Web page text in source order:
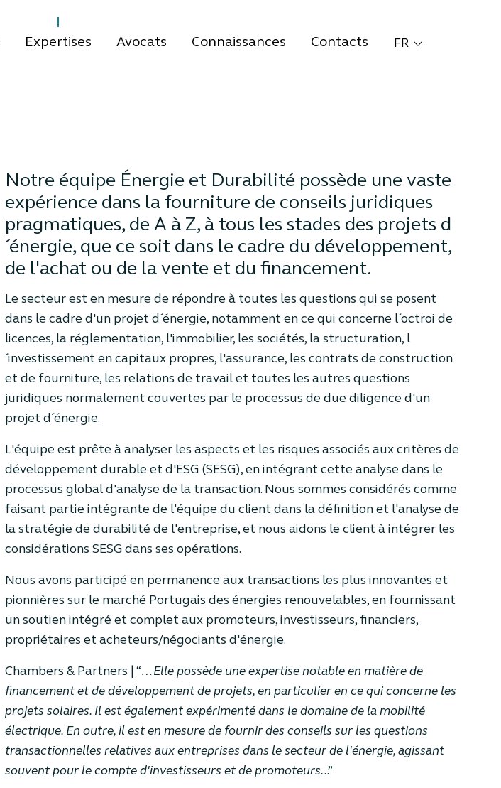
Expertises Avocats Connaissances Contacts FR
Notre équipe Énergie et Durabilité possède une vaste
expérience dans la fourniture de conseils juridiques
pragmatiques, de A à Z, à tous les stades des projets d
´énergie, que ce soit dans le cadre du développement,
de l'achat ou de la vente et du financement.
Le secteur est en mesure de répondre à toutes les questions qui se posent
dans le cadre d'un projet d´énergie, notamment en ce qui concerne l´octroi de
licences, la réglementation, l'immobilier, les sociétés, la structuration, l
´investissement en capitaux propres, l'assurance, les contrats de construction
et de fourniture, les relations de travail et toutes les autres questions
juridiques normalement couvertes par le processus de due diligence d'un
projet d´énergie.
L'équipe est prête à analyser les aspects et les risques associés aux critères de
développement durable et d'ESG (SESG), en intégrant cette analyse dans le
processus global d'analyse de la transaction. Nous sommes considérés comme
faisant partie intégrante de l'équipe du client dans la définition et l'analyse de
la stratégie de durabilité de l'entreprise, et nous aidons le client à intégrer les
considérations SESG dans ses opérations.
Nous avons participé en permanence aux transactions les plus innovantes et
pionnières sur le marché Portugais des énergies renouvelables, en fournissant
un soutien intégré et complet aux promoteurs, investisseurs, financiers,
propriétaires et acheteurs/négociants d'énergie.
Chambers & Partners | “…Elle possède une expertise notable en matière de
financement et de développement de projets, en particulier en ce qui concerne les
projets solaires. Il est également expérimenté dans le domaine de la mobilité
électrique. En outre, il est en mesure de fournir des conseils sur les questions
transactionnelles relatives aux entreprises dans le secteur de l'énergie, agissant
souvent pour le compte d'investisseurs et de promoteurs...”